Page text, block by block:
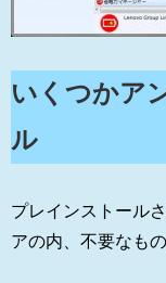
いくつかア
ル
プレインストール
アの内、不要なもの